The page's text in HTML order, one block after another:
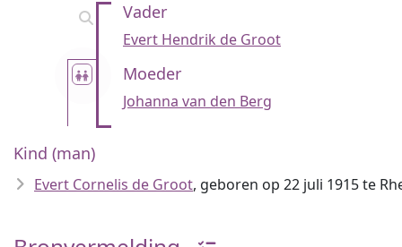
Vader
Evert Hendrik de Groot
Moeder
Johanna van den Berg
Kind (man)
Evert Cornelis de Groot, geboren op 22 juli 1915 te